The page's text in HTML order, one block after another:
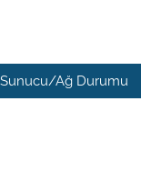
Sunucu/Ağ Durumu